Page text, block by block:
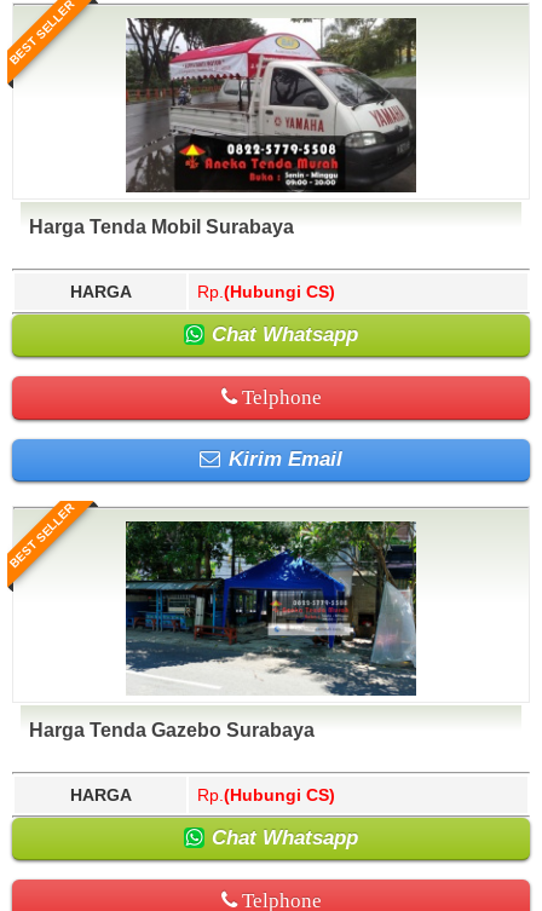
BEST SELLER
Harga Tenda Mobil Surabaya
HARGA Rp. (Hubungi CS)
Chat Whatsapp
Telphone
Kirim Email
BEST SELLER
Harga Tenda Gazebo Surabaya
HARGA Rp. (Hubungi CS)
Chat Whatsapp
Telphone